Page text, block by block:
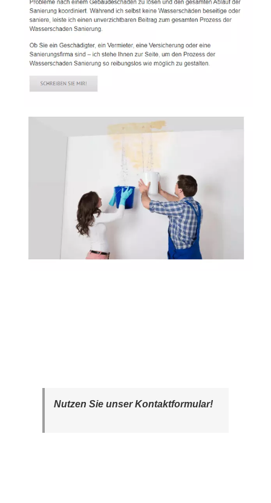
Nutzen Sie unser Kontaktformular!